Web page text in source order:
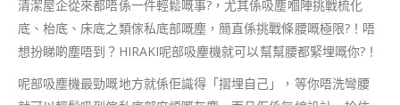
清潔屋企從來都唔係一件輕鬆嘅事? ，尤其係吸塵嗰陣挑戰梳化
底、枱底、床底之類傢私底部嘅塵，簡直係挑戰條腰嘅極限?！唔
想扮睇啲塵唔到？HIRAKI呢部吸麈機就可以幫幫腰都緊埋嘅你? ！
呢部吸塵機最勁嘅地方就係佢識得「摺埋自己」，等你唔洗彎腰